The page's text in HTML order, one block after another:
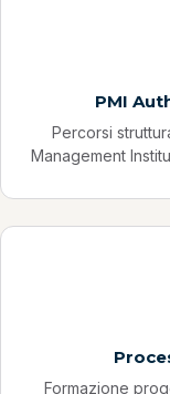
PMI
Percorsi
Management
Formazione